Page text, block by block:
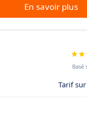
En savoir plus
Basé
Tarif